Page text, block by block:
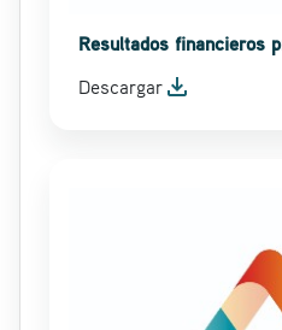
Resultados financieros
Descargar file_download